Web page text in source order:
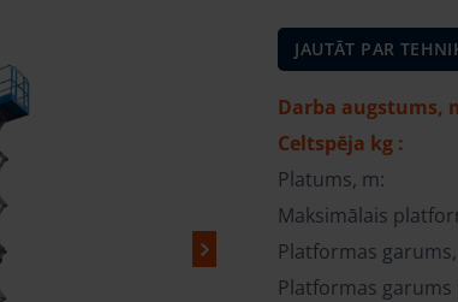
JAUTĀT PAR
Darba augstums,
Celtspēja kg :
Platums, m:
Maksimālais
Platformas
Platformas